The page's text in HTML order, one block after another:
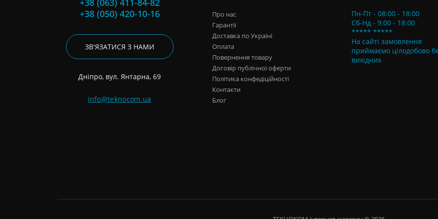
+38 (050) 420-10-16
ЗВ'ЯЗАТИСЯ З НАМИ
Дніпро, вул. Янтарна, 69
info@teknocom.ua
Про нас
Гарантії
Доставка по Україні
Оплата
Повернення товару
Договір публічної оферти
Політика конфедіційності
Контакти
Блог
Пн-Пт - 08:00 - 18:00
Сб-Нд - 9:00 - 18:00
***** *****
На сайті замовлення
приймаємо цілодобово
вихідних